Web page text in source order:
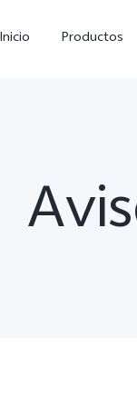
Inicio Productos